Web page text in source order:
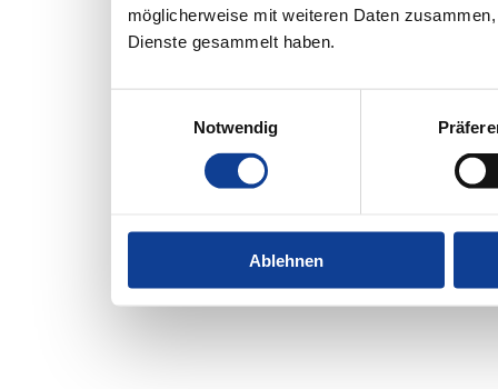
möglicherweise mit weiteren Daten
Dienste gesammelt haben.
Notwendig
Ablehnen